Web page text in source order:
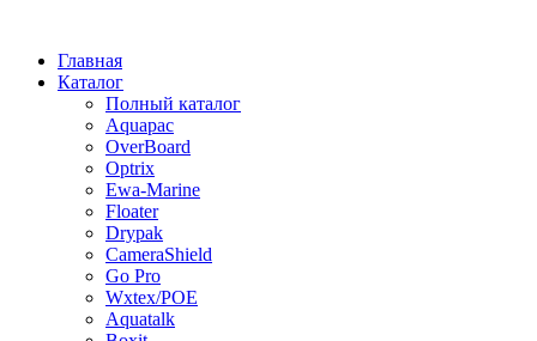
Главная
Каталог
Полный каталог
Aquapac
OverBoard
Optrix
Ewa-Marine
Floater
Drypak
CameraShield
Go Pro
Wxtex/POE
Aquatalk